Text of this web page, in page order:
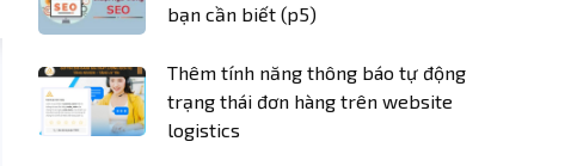
bạn cần biết (p5)
Thêm tính năng thông báo tự động
trạng thái đơn hàng trên website
logistics